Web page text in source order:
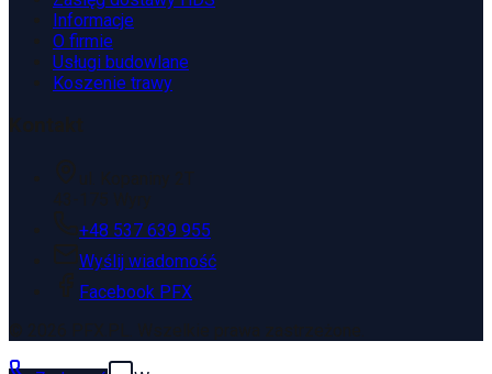
Informacje
O firmie
Usługi budowlane
Koszenie trawy
+48 537 639 955
Wyślij wiadomość
Facebook PFX